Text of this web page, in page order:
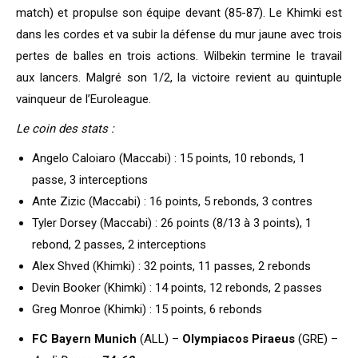
match) et propulse son équipe devant (85-87). Le Khimki est
dans les cordes et va subir la défense du mur jaune avec trois
pertes de balles en trois actions. Wilbekin termine le travail
aux lancers. Malgré son 1/2, la victoire revient au quintuple
vainqueur de l’Euroleague.
Le coin des stats :
Angelo Caloiaro (Maccabi) : 15 points, 10 rebonds, 1
passe, 3 interceptions
Ante Zizic (Maccabi) : 16 points, 5 rebonds, 3 contres
Tyler Dorsey (Maccabi) : 26 points (8/13 à 3 points), 1
rebond, 2 passes, 2 interceptions
Alex Shved (Khimki) : 32 points, 11 passes, 2 rebonds
Devin Booker (Khimki) : 14 points, 12 rebonds, 2 passes
Greg Monroe (Khimki) : 15 points, 6 rebonds
FC Bayern Munich (ALL) – Olympiacos Piraeus (GRE) –